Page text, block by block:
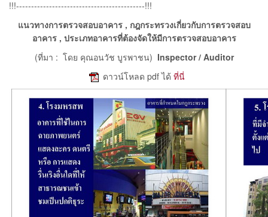
!!!-------------------------------------------!!!
แนวทางการตรวจสอบอาคาร , กฎกระทรวงเกี่ยวกับการตรวจสอบ
อาคาร , ประเภทอาคารที่ต้องจัดให้มีการตรวจสอบอาคาร
(ที่มา : โดย คุณอนวัช บูรพาชน) Inspector / Auditor
ดาวน์โหลด pdf ได้ ที่นี่